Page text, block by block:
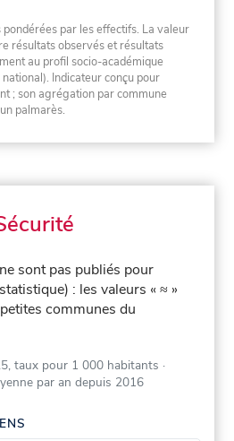
pondérées par les effectifs. La valeur
résultats observés et résultats
au profil socio-académique
Indicateur conçu pour
; son agrégation par commune
palmarès.
sont pas publiés pour
: les valeurs « ≈ »
communes du
taux pour 1 000 habitants ·
par an depuis 2016